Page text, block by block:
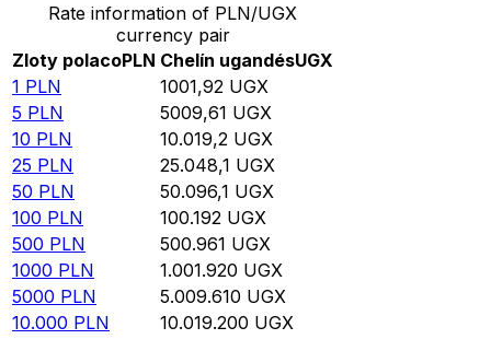
Rate information of PLN/UGX
currency pair
Zloty polacoPLN Chelín ugandésUGX
1 PLN 1001,92 UGX
5 PLN 5009,61 UGX
10 PLN 10.019,2 UGX
25 PLN 25.048,1 UGX
50 PLN 50.096,1 UGX
100 PLN 100.192 UGX
500 PLN 500.961 UGX
1000 PLN 1.001.920 UGX
5000 PLN 5.009.610 UGX
10.000 PLN 10.019.200 UGX